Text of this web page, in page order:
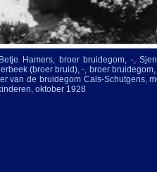
Hamers, broer bruidegom, -,
(broer bruid), -, broer
van de bruidegom Cals-Schutgens,
oktober 1928